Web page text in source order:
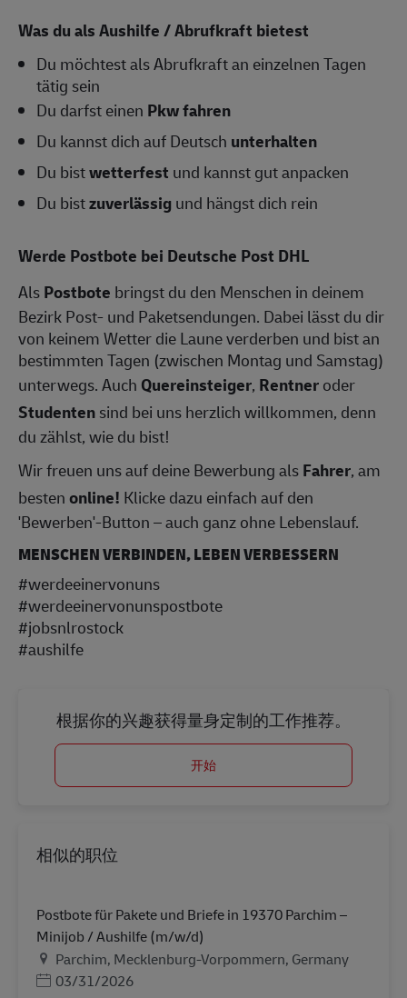
Was du als Aushilfe / Abrufkraft bietest
Du möchtest als Abrufkraft an einzelnen Tagen
tätig sein
Du darfst einen Pkw fahren
Du kannst dich auf Deutsch unterhalten
Du bistwetterfest und kannst gut anpacken
Du bistzuverlässigund hängst dich rein
Werde Postbote bei Deutsche Post DHL
AlsPostbote bringst du den Menschen in deinem
Bezirk Post- und Paketsendungen. Dabei lässt du dir
von keinem Wetter die Laune verderben und bist an
bestimmten Tagen (zwischen Montag und Samstag)
unterwegs. Auch Quereinsteiger, Rentneroder
Studentensind bei uns herzlich willkommen, denn
du zählst, wie du bist!
Wir freuen uns auf deine Bewerbung alsFahrer, am
bestenonline! Klicke dazu einfach auf den
'Bewerben'-Button – auch ganz ohne Lebenslauf.
MENSCHEN VERBINDEN, LEBEN VERBESSERN
#werdeeinervonuns
#werdeeinervonunspostbote
#jobsnlrostock
#aushilfe
根据你的兴趣获得量身定制的工作推荐。
开始
相似的职位
Postbote für Pakete und Briefe in 19370 Parchim –
Minijob / Aushilfe (m/w/d)
地点Parchim, Mecklenburg-Vorpommern, Germany
Posted Date
03/31/2026